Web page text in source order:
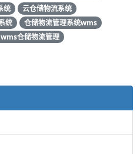
统
云仓储物流系统
统
仓储物流管理系统wms
仓储物流管理